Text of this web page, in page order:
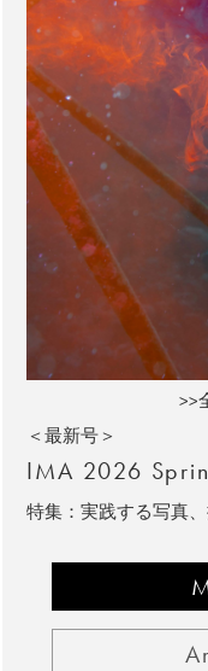
>>
＜最新号＞
IMA 2026
特集：実践する写真